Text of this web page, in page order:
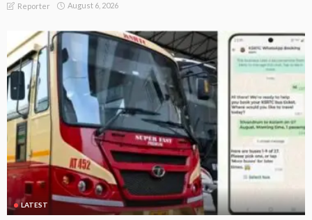
Reporter August 6, 2026
LATEST